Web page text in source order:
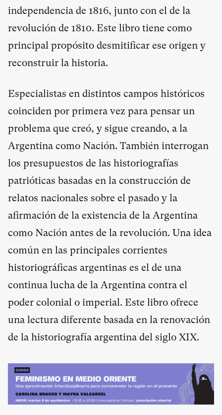
independencia de 1816, junto con el de la
revolución de 1810. Este libro tiene como
principal propósito desmitificar ese origen y
reconstruir la historia.
Especialistas en distintos campos históricos
coinciden por primera vez para pensar un
problema que creó, y sigue creando, a la
Argentina como Nación. También interrogan
los presupuestos de las historiografías
patrióticas basadas en la construcción de
relatos nacionales sobre el pasado y la
afirmación de la existencia de la Argentina
como Nación antes de la revolución. Una idea
común en las principales corrientes
historiográficas argentinas es el de una
continua lucha de la Argentina contra el
poder colonial o imperial. Este libro ofrece
una lectura diferente basada en la renovación
de la historiografía argentina del siglo XIX.